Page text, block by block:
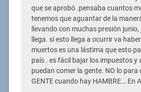
que se aprobó .pensaba cuantos
tenemos que aguantar de la
llevando con muchas presión
llega. si esto llega a ocurrir va
muertos es una lástima que esto
país . es fácil bajar los impuestos y
puedan comer la gente. NO lo para
GENTE cuando hay HAMBRE….En